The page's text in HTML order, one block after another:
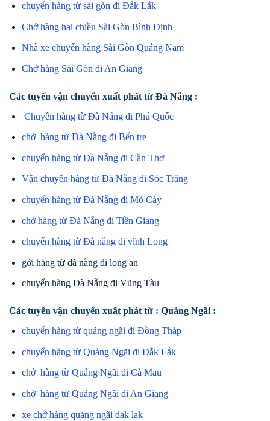
chuyển hàng từ sài gòn đi Đắk Lắk
Chở hàng hai chiều Sài Gòn Bình Định
Nhà xe chuyển hàng Sài Gòn Quảng Nam
Chở hàng Sài Gòn đi An Giang
Các tuyến vận chuyển xuất phát từ Đà Nẵng :
Chuyển hàng từ Đà Nẵng đi Phú Quốc
chở hàng từ Đà Nẵng đi Bến tre
chuyển hàng từ Đà Nẵng đi Cần Thơ
Vận chuyển hàng từ Đà Nẵng đi Sóc Trăng
chuyển hàng từ Đà Nẵng đi Mỏ Cày
chở hàng từ Đà Nẵng đi Tiền Giang
chuyển hàng từ Đà nẵng đi vĩnh Long
gởi hàng từ đà nẵng đi long an
chuyển hàng Đà Nẵng đi Vũng Tàu
Các tuyến vận chuyển xuất phát từ : Quảng Ngãi :
chuyển hàng từ quảng ngãi đi Đồng Tháp
chuyển hàng từ Quảng Ngãi đi Đắk Lắk
chở hàng từ Quảng Ngãi đi Cà Mau
chở hàng từ Quảng Ngãi đi An Giang
xe chở hàng quảng ngãi dak lak